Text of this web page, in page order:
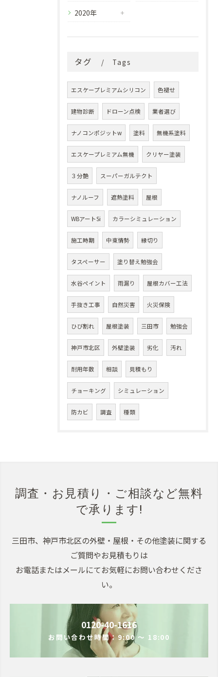
2020年
タグ Tags
エスケープレミアムシリコン 色褪せ
建物診断 ドローン点検 業者選び
ナノコンポジットw 塗料 無機系塗料
エスケープレミアム無機 クリヤー塗装
３分艶 スーパーガルテクト
ナノルーフ 遮熱塗料 屋根
WBアートSi カラーシミュレーション
施工時期 中東情勢 縁切り
タスペーサー 塗り替え勉強会
水谷ペイント 雨漏り 屋根カバー工法
手抜き工事 自然災害 火災保険
ひび割れ 屋根塗装 三田市 勉強会
神戸市北区 外壁塗装 劣化 汚れ
耐用年数 相談 見積もり
チョーキング シミュレーション
防カビ 調査 種類
調査・お見積り・ご相談など無料
で承ります!
三田市、神戸市北区の外壁・屋根・その他塗装に関する
ご質問やお見積もりは
お電話またはメールにてお気軽にお問い合わせくださ
い。
0120-40-1616
お問い合わせ時間：9:00 ～ 18:00